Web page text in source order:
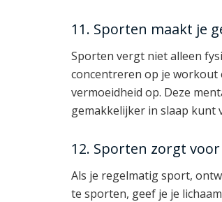
11. Sporten maakt je
Sporten vergt niet alleen
concentreren op je workout
vermoeidheid op. Deze
gemakkelijker in slaap kunt
12. Sporten zorgt
Als je regelmatig sport,
te sporten, geef je je